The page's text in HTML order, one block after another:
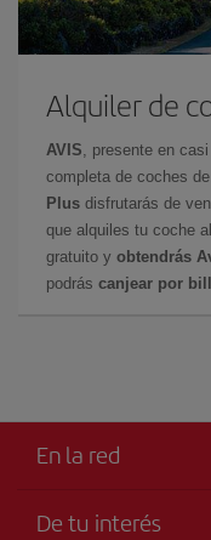
Alquiler de
AVIS , presente en
completa de coches
Plus disfrutarás de
que alquiles tu coche
gratuito y obtendrás
podrás canjear por
En la red
De tu interés